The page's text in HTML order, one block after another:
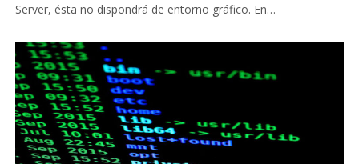
Server, ésta no dispondrá de entorno gráfico. En…